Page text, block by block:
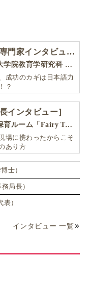
佐藤久美子 教授［専門家インタビュー］
言語学者・玉川大学大学院教育学研究科 教授・NHK「えいごであそぼ」総合指導
成功のカギは日本語力
？
インタビュー］
バイリンガルアート保育ルーム「Fairy Tale（フェアリーテイル）」
場に携わったからこそ
あり方
士）
局長）
）
インタビュー 一覧